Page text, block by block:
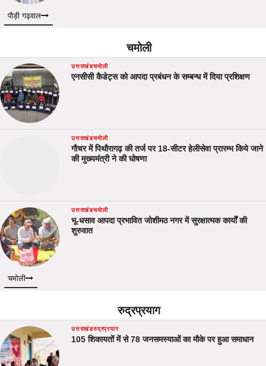
पौड़ी गढ़वाल
चमोली
उत्तराखंडचमोली
एनसीसी कैडेट्स को आपदा प्रबंधन के सम्बन्ध में दिया प्रशिक्षण
उत्तराखंडचमोली
गौचर में पिथौरागढ़ की तर्ज पर 18-सीटर हेलीसेवा प्रारम्भ किये जाने
की मुख्यमंत्री ने की घोषणा
उत्तराखंडचमोली
भू-धसाव आपदा प्रभावित जोशीमठ नगर में सुरक्षात्मक कार्यों की
शुरुवात
चमोली
रुद्रप्रयाग
उत्तराखंडरुद्रप्रयाग
105 शिकायतों में से 78 जनसमस्याओं का मौके पर हुआ समाधान